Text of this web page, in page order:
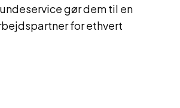
gør dem til en
for ethvert